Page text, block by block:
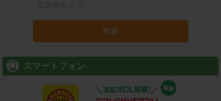
検索
スマートフォン